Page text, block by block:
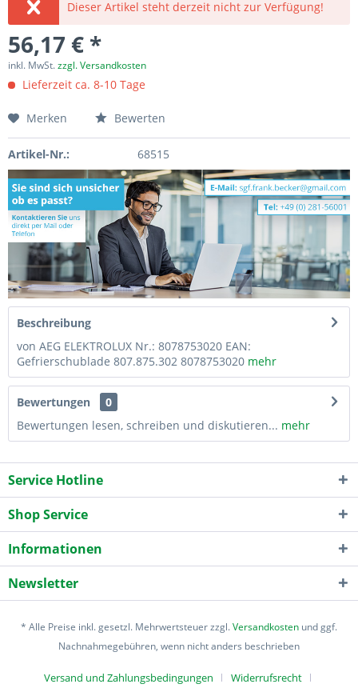
Dieser Artikel steht derzeit nicht zur Verfügung!
56,17 € *
inkl. MwSt.zzgl. Versandkosten
Lieferzeit ca. 8-10 Tage
Merken Bewerten
Artikel-Nr.: 68515
Beschreibung
von AEG ELEKTROLUX Nr.: 8078753020 EAN:
Gefrierschublade 807.875.302 8078753020 mehr
Bewertungen
0
Bewertungen lesen, schreiben und diskutieren... mehr
Service Hotline
Shop Service
Informationen
Newsletter
* Alle Preise inkl. gesetzl. Mehrwertsteuer zzgl.Versandkosten und ggf.
Nachnahmegebühren, wenn nicht anders beschrieben
Versand und Zahlungsbedingungen Widerrufsrecht